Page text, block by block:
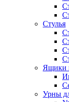
Стулья
Ящики
Урны